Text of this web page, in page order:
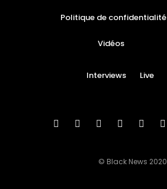
Politique de confidentialité
Vidéos
Interviews Live
© Black News 2020